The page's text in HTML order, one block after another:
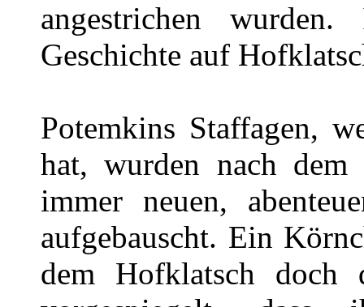
angestrichen
Geschichte auf
Potemkins Staffagen,
hat, wurden nach
immer neuen,
aufgebauscht. Ein
dem Hofklatsch doch